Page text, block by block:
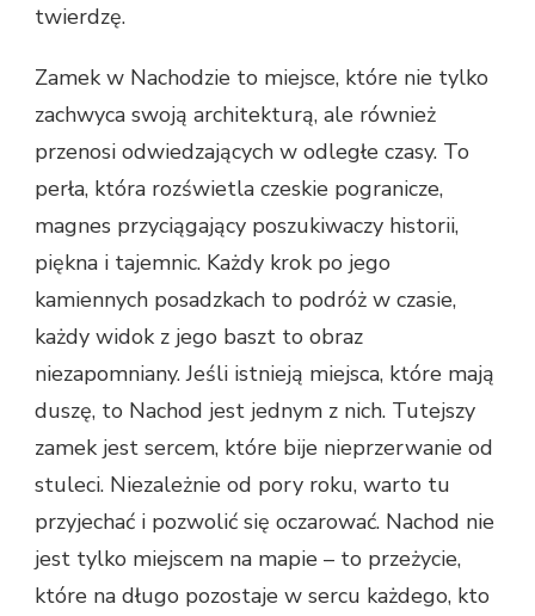
twierdzę.
Zamek w Nachodzie to miejsce, które nie tylko
zachwyca swoją architekturą, ale również
przenosi odwiedzających w odległe czasy. To
perła, która rozświetla czeskie pogranicze,
magnes przyciągający poszukiwaczy historii,
piękna i tajemnic. Każdy krok po jego
kamiennych posadzkach to podróż w czasie,
każdy widok z jego baszt to obraz
niezapomniany. Jeśli istnieją miejsca, które mają
duszę, to Nachod jest jednym z nich. Tutejszy
zamek jest sercem, które bije nieprzerwanie od
stuleci. Niezależnie od pory roku, warto tu
przyjechać i pozwolić się oczarować. Nachod nie
jest tylko miejscem na mapie – to przeżycie,
które na długo pozostaje w sercu każdego, kto